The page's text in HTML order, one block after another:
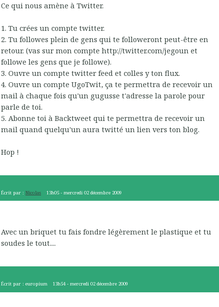
Ce qui nous amène à Twitter.
1. Tu crées un compte twitter.
2. Tu followes plein de gens qui te followeront peut-être en
retour. (vas sur mon compte http://twitter.com/jegoun et
followe les gens que je followe).
3. Ouvre un compte twitter feed et colles y ton flux.
4. Ouvre un compte UgoTwit, ça te permettra de recevoir un
mail à chaque fois qu'un gugusse t'adresse la parole pour
parle de toi.
5. Abonne toi à Backtweet qui te permettra de recevoir un
mail quand quelqu'un aura twitté un lien vers ton blog.
Hop !
Écrit par : Nicolas 13h05 -mercredi 02 décembre 2009
Avec un briquet tu fais fondre légèrement le plastique et tu
soudes le tout....
Écrit par : europium 13h54 -mercredi 02 décembre 2009